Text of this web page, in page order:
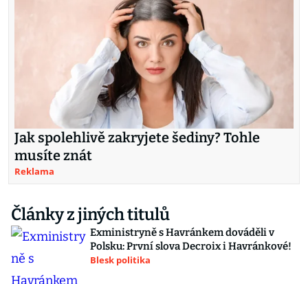
Jak spolehlivě zakryjete šediny? Tohle
musíte znát
Reklama
Články z jiných titulů
Exministryně s Havránkem dováděli v
Polsku: První slova Decroix i Havránkové!
Blesk politika